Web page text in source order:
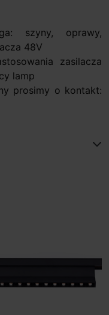
szyny, oprawy,
48V
zasilacza
lamp
prosimy o kontakt: